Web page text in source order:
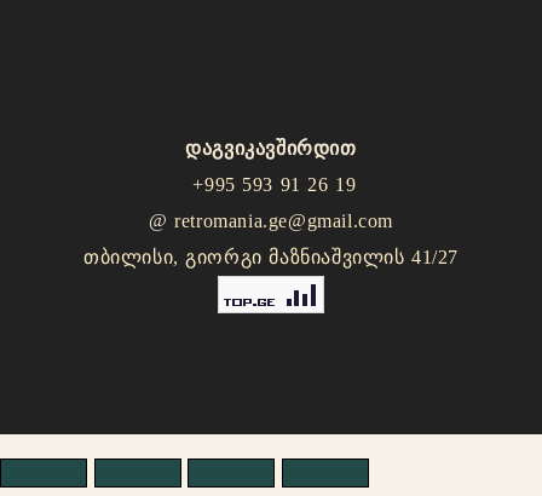
დაგვიკავშირდით
+995 593 91 26 19
@retromania.ge@gmail.com
თბილისი, გიორგი მაზნიაშვილის 41/27